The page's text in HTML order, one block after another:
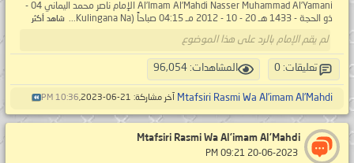
Al’Imam Al’Mahdi Nasser Muhammad Al’Yamani الإمام ناصر محمد اليماني 04 -
ذو الحجة - 1433 هـ 20 - 10 - 2012 مـ 04:15 صباحاً (Kulingana Na...
شاهد أكثر
لم يقم الإمام بالرد على هذا الموضوع
تعليقات: 0 المشاهدات: 96,054
Mtafsiri Rasmi Wa Al’imam Al’Mahdi آخر مشاركة: 21-06-2023, 10:36 PM
Mtafsiri Rasmi Wa Al’imam Al’Mahdi